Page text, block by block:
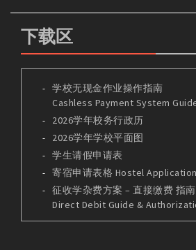
下载区
学校无现金作业操作指南
Cashless Payment System
2026学年校务行政历
2026学年学校平面图
学生请假申请表
寄宿申请表格 Hostel
征收学杂费方案 – 直接缴费 指
Direct Debit Guide &